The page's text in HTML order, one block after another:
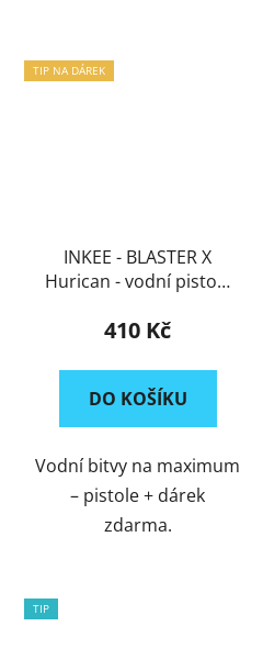
TIP NA DÁREK
INKEE - BLASTER X
Hurican - vodní pistole
skladem | rychlé
410 Kč
DO KOŠÍKU
Vodní bitvy na maximum
– pistole + dárek
zdarma.
TIP